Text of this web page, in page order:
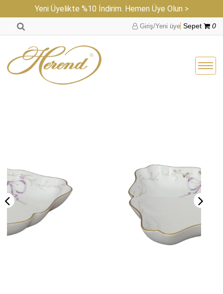
Yeni Üyelikte %10 İndirim. Hemen Üye Olun >
Giriş/Yeni üye Sepet 0